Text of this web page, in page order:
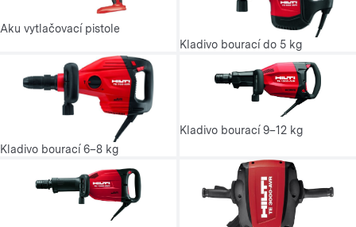
Aku vytlačovací pistole
Kladivo bourací do 5 kg
Kladivo bourací 6–8 kg
Kladivo bourací 9–12 kg